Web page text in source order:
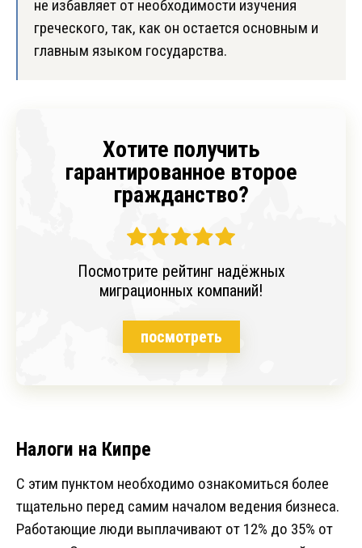
не избавляет от необходимости изучения
греческого, так, как он остается основным и
главным языком государства.
Хотите получить
гарантированное второе
гражданство?
Посмотрите рейтинг надёжных
миграционных компаний!
посмотреть
Налоги на Кипре
С этим пунктом необходимо ознакомиться более
тщательно перед самим началом ведения бизнеса.
Работающие люди выплачивают от 12% до 35% от